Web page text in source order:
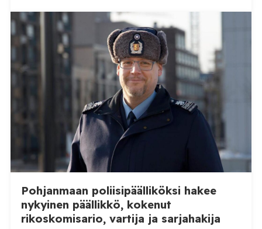
epäselvyydet ja laiminlyönnit. Maahanmuuttovirasto
on kevään ja kesän 2026 aikana harkinnut lupien
myöntämisestä pidättäytymistä noin 20
luonnonmarja-alalla toimivan työnantajan kohdalla.
Tilaa Posi TV – tuellasi riippumaton suomalainen
uutisointi jatkuu myös tulevaisuudessa. Yhdelletoista
työnantajalle on lähetetty […]
Pohjanmaan poliisipäälliköksi hakee
nykyinen päällikkö, kokenut
rikoskomisario, vartija ja sarjahakija